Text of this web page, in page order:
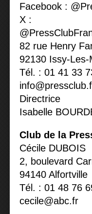
Facebook :
X :
82 rue Henry
92130 Issy-Les-
Tél. : 01 41 33
Directrice
Isabelle
Club de la
Cécile DUBOIS
2, boulevard
94140 Alfortville
Tél. : 01 48 76
cecile@abc.fr